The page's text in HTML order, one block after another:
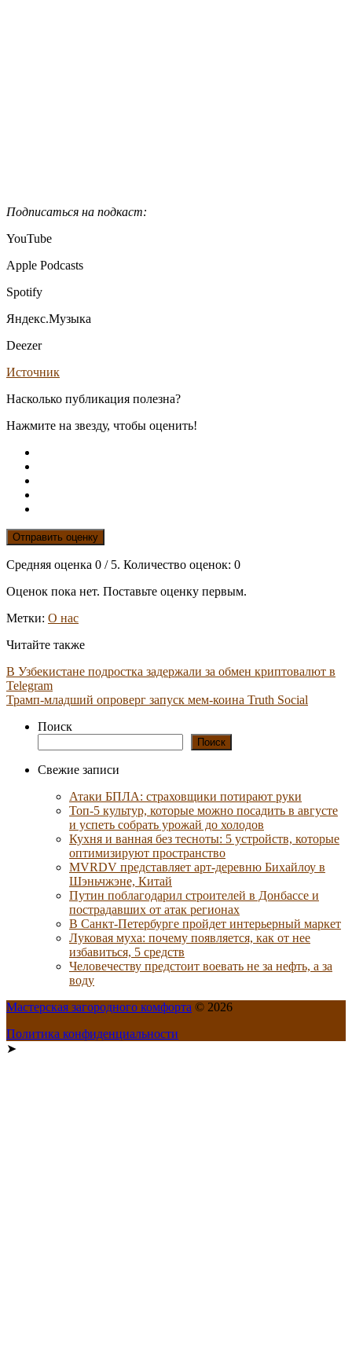
Подписаться на подкаст:
YouTube
Apple Podcasts
Spotify
Яндекс.Музыка
Deezer
Источник
Насколько публикация полезна?
Нажмите на звезду, чтобы оценить!
Отправить оценку
Средняя оценка 0 / 5. Количество оценок: 0
Оценок пока нет. Поставьте оценку первым.
Метки: О нас
Читайте также
В Узбекистане подростка задержали за обмен криптовалют в
Telegram
Трамп-младший опроверг запуск мем-коина Truth Social
Поиск
Поиск
Свежие записи
Атаки БПЛА: страховщики потирают руки
Топ-5 культур, которые можно посадить в августе
и успеть собрать урожай до холодов
Кухня и ванная без тесноты: 5 устройств, которые
оптимизируют пространство
MVRDV представляет арт-деревню Бихайлоу в
Шэньчжэне, Китай
Путин поблагодарил строителей в Донбассе и
пострадавших от атак регионах
В Санкт-Петербурге пройдет интерьерный маркет
Луковая муха: почему появляется, как от нее
избавиться, 5 средств
Человечеству предстоит воевать не за нефть, а за
воду
Мастерская загородного комфорта © 2026
Политика конфиденциальности
➤